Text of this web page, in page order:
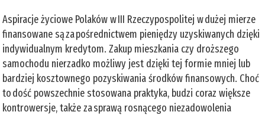
Aspiracje życiowe Polaków w III Rzeczypospolitej w dużej mierze
finansowane są za pośrednictwem pieniędzy uzyskiwanych dzięki
indywidualnym kredytom. Zakup mieszkania czy droższego
samochodu nierzadko możliwy jest dzięki tej formie mniej lub
bardziej kosztownego pozyskiwania środków finansowych. Choć
to dość powszechnie stosowana praktyka, budzi coraz większe
kontrowersje, także za sprawą rosnącego niezadowolenia